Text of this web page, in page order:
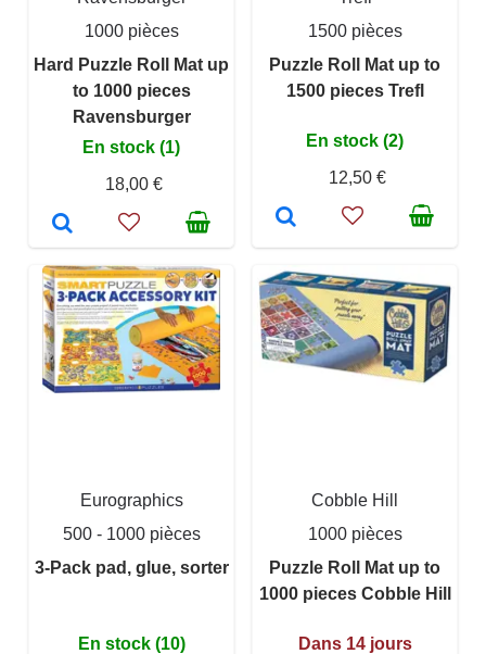
1000 pièces
Hard Puzzle Roll Mat up
to 1000 pieces
Ravensburger
En stock (1)
18,00 €
1500 pièces
Puzzle Roll Mat up to
1500 pieces Trefl
En stock (2)
12,50 €
Eurographics
500 - 1000 pièces
3-Pack pad, glue, sorter
En stock (10)
Cobble Hill
1000 pièces
Puzzle Roll Mat up to
1000 pieces Cobble Hill
Dans 14 jours